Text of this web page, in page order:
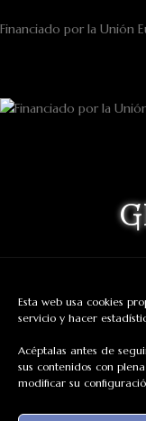
Esta web usa cookies
servicio y hacer
Acéptalas antes de
sus contenidos con
modificar su
Financiado por la Unión
REDES SOCIALES